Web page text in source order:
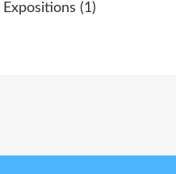
Expositions (1)